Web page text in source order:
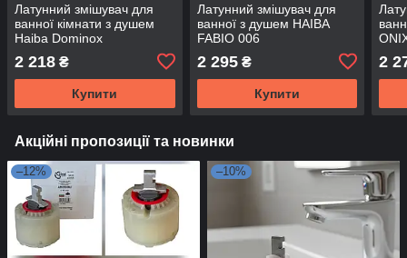
Латунний змішувач для
ванної кімнати з душем
Haiba Dominox
2 218 ₴
Купити
Латунний змішувач для
ванної з душем HAIBA
FABIO 006
2 295₴
Купити
2
Акційні пропозиції та новинки
–12% –10%